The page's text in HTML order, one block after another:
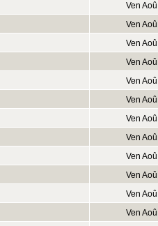
Ven
Ven
Ven
Ven
Ven
Ven
Ven
Ven
Ven
Ven
Ven
Ven